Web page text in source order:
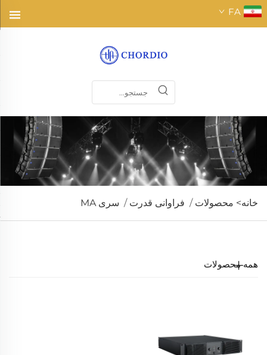
FA
خانه> محصولات / فراوانی قدرت / سری MA
همه محصولات